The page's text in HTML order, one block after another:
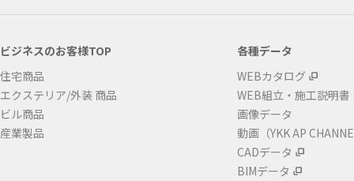
ビジネスのお客様TOP
住宅商品
エクステリア/外装 商品
ビル商品
産業製品
各種データ
WEBカタログ
WEB組立・施工説明書
画像データ
動画（YKK AP
CADデータ
BIMデータ